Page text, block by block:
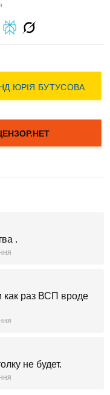
.
как раз ВСП вроде
не будет.